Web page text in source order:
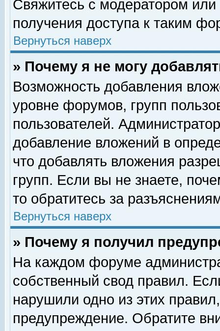
Свяжитесь с модератором
получения доступа к таким
Вернуться наверх
» Почему я не могу
Возможность добавления
уровне форумов, групп
пользователей.
добавление вложений в
что добавлять вложения
групп. Если вы не знаете,
то обратитесь за
Вернуться наверх
» Почему я получил
На каждом форуме
собственный свод правил.
нарушили одно из этих
предупреждение. Обратите